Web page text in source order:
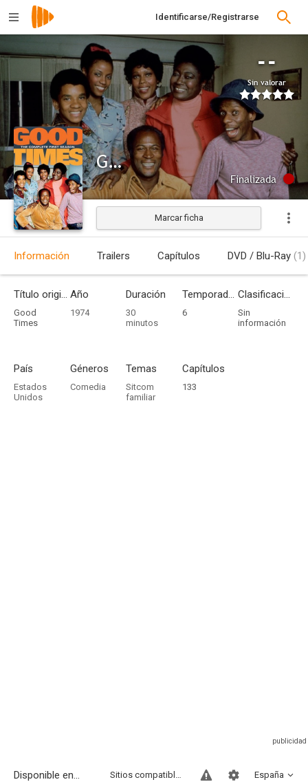
Identificarse/Registrarse
--
Sin valorar
Good Times
Finalizada
Marcar ficha
Información Trailers Capítulos DVD / Blu-Ray (1)
Título original
Good
Times
Año
1974
Duración
30
minutos
Temporadas
6
Clasificación por edades
Sin
información
País
Estados
Unidos
Géneros
Comedia
Temas
Sitcom
familiar
Capítulos
133
Disponible en... España
Sitios compatibles